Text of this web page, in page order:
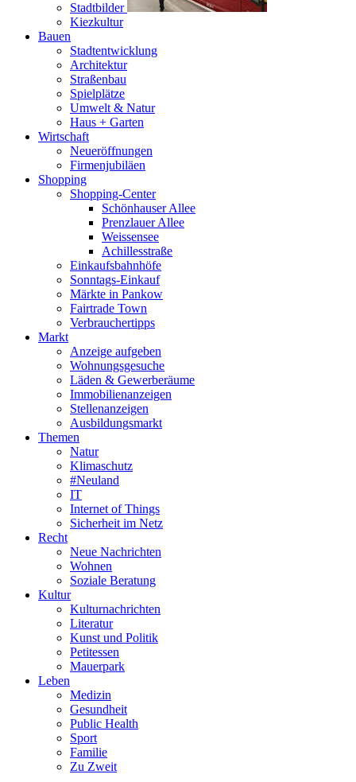
Stadtbilder
Kiezkultur
Bauen
Stadtentwicklung
Architektur
Straßenbau
Spielplätze
Umwelt & Natur
Haus + Garten
Wirtschaft
Neueröffnungen
Firmenjubiläen
Shopping
Shopping-Center
Schönhauser Allee
Prenzlauer Allee
Weissensee
Achillesstraße
Einkaufsbahnhöfe
Sonntags-Einkauf
Märkte in Pankow
Fairtrade Town
Verbrauchertipps
Markt
Anzeige aufgeben
Wohnungsgesuche
Läden & Gewerberäume
Immobilienanzeigen
Stellenanzeigen
Ausbildungsmarkt
Themen
Natur
Klimaschutz
#Neuland
IT
Internet of Things
Sicherheit im Netz
Recht
Neue Nachrichten
Wohnen
Soziale Beratung
Kultur
Kulturnachrichten
Literatur
Kunst und Politik
Petitessen
Mauerpark
Leben
Medizin
Gesundheit
Public Health
Sport
Familie
Zu Zweit